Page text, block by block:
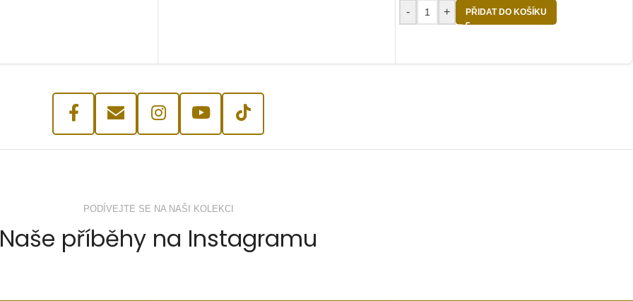
- + PŘIDAT DO KOŠÍKU
PODÍVEJTE SE NA NAŠI KOLEKCI
Naše příběhy na Instagramu